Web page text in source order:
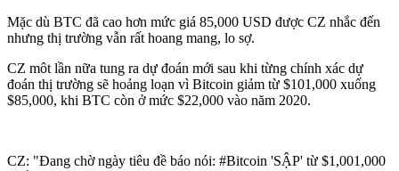
Mặc dù BTC đã cao hơn mức giá 85,000 USD được CZ nhắc đến
nhưng thị trường vẫn rất hoang mang, lo sợ.
CZ môt lần nữa tung ra dự đoán mới sau khi từng chính xác dự
đoán thị trường sẽ hoảng loạn vì Bitcoin giảm từ $101,000 xuống
$85,000, khi BTC còn ở mức $22,000 vào năm 2020.
CZ: "Đang chờ ngày tiêu đề báo nói: #Bitcoin 'SẬP' từ $1,001,000